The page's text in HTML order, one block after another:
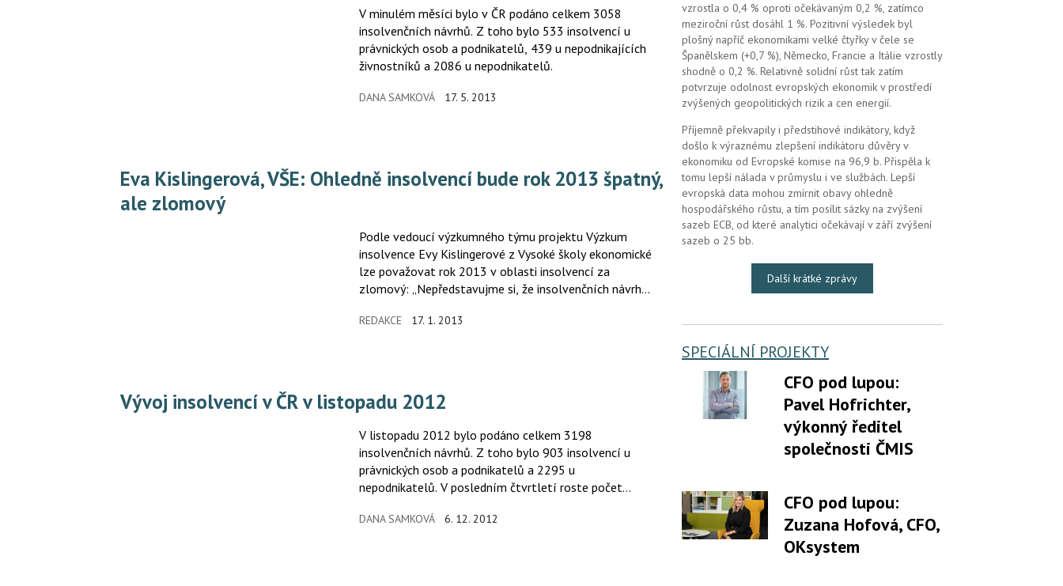
V minulém měsíci bylo v ČR podáno celkem 3058
insolvenčních návrhů. Z toho bylo 533 insolvencí u
právnických osob a podnikatelů, 439 u nepodnikajících
živnostníků a 2086 u nepodnikatelů.
DANA SAMKOVÁ 17. 5. 2013
Eva Kislingerová, VŠE: Ohledně insolvencí bude rok 2013 špatný,
ale zlomový
Podle vedoucí výzkumného týmu projektu Výzkum
insolvence Evy Kislingerové z Vysoké školy ekonomické
lze považovat rok 2013 v oblasti insolvencí za
zlomový: „Nepředstavujme si, že insolvenčních návrhů
zpomalí.“
REDAKCE 17. 1. 2013
Vývoj insolvencí v ČR v listopadu 2012
V listopadu 2012 bylo podáno celkem 3198
insolvenčních návrhů. Z toho bylo 903 insolvencí u
právnických osob a podnikatelů a 2295 u
nepodnikatelů. V posledním čtvrtletí roste počet
DANA SAMKOVÁ 6. 12. 2012
vzrostla o 0,4 % oproti očekávaným 0,2 %, zatímco
meziroční růst dosáhl 1 %. Pozitivní výsledek byl
plošný napříč ekonomikami velké čtyřky v čele se
Španělskem (+0,7 %), Německo, Francie a Itálie vzrostly
shodně o 0,2 %. Relativně solidní růst tak zatím
potvrzuje odolnost evropských ekonomik v prostředí
zvýšených geopolitických rizik a cen energií.
Příjemně překvapily i předstihové indikátory, když
došlo k výraznému zlepšení indikátoru důvěry v
ekonomiku od Evropské komise na 96,9 b. Přispěla k
tomu lepší nálada v průmyslu i ve službách. Lepší
evropská data mohou zmírnit obavy ohledně
hospodářského růstu, a tím posílit sázky na zvýšení
sazeb ECB, od které analytici očekávají v září zvýšení
sazeb o 25 bb.
Další krátké zprávy
SPECIÁLNÍ PROJEKTY
CFO pod lupou:
Pavel Hofrichter,
výkonný ředitel
společnosti ČMIS
CFO pod lupou:
Zuzana Hofová, CFO,
OKsystem